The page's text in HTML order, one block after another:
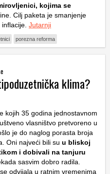
kojima se
Cilj paketa je smanjenje
Jutarnji
porezna reforma
klima?
kojih 35 godina jednostavnom
vlasništvo pretvoreno u
je do naglog porasta broja
Oni najveći bili su u bliskoj
i dobivali na tanjuru
sasvim dobro radila.
odvijala u ratnim vremenima